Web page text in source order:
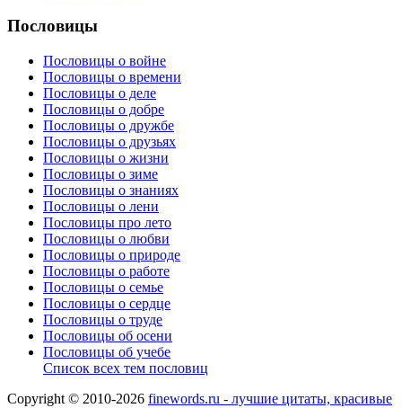
Пословицы
Пословицы о войне
Пословицы о времени
Пословицы о деле
Пословицы о добре
Пословицы о дружбе
Пословицы о друзьях
Пословицы о жизни
Пословицы о зиме
Пословицы о знаниях
Пословицы о лени
Пословицы про лето
Пословицы о любви
Пословицы о природе
Пословицы о работе
Пословицы о семье
Пословицы о сердце
Пословицы о труде
Пословицы об осени
Пословицы об учебе
Список всех тем пословиц
Copyright © 2010-2026 finewords.ru - лучшие цитаты, красивые